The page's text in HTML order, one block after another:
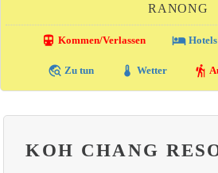
RANONG
directions_transit Kommen/Verlassen local_hotelHotels
travel_explore Zu tun thermostat Wetter hiking
KOH CHANG